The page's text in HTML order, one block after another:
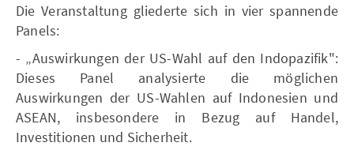
Die Veranstaltung gliederte sich in vier spannende
Panels:
- „Auswirkungen der US-Wahl auf den Indopazifik":
Dieses Panel analysierte die möglichen
Auswirkungen der US-Wahlen auf Indonesien und
ASEAN, insbesondere in Bezug auf Handel,
Investitionen und Sicherheit.